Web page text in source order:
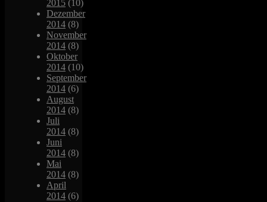
2015 (10)
Dezember
2014 (8)
November
2014 (8)
Oktober
2014 (10)
September
2014 (6)
August
2014 (8)
Juli
2014 (8)
Juni
2014 (8)
Mai
2014 (8)
April
2014 (6)